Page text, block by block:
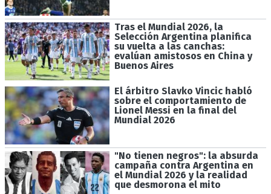
Tras el Mundial 2026, la
Selección Argentina planifica
su vuelta a las canchas:
evalúan amistosos en China y
Buenos Aires
El árbitro Slavko Vincic habló
sobre el comportamiento de
Lionel Messi en la final del
Mundial 2026
"No tienen negros": la absurda
campaña contra Argentina en
el Mundial 2026 y la realidad
que desmorona el mito